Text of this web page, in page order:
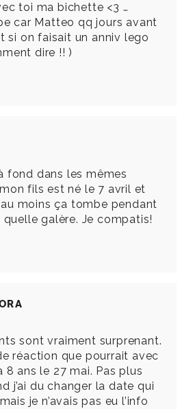
toi ma bichette <3 …
car Matteo qq jours avant
si on faisait un anniv lego
dire !! )
fond dans les mêmes
fils est né le 7 avril et
moins ça tombe pendant
quelle galère. Je compatis!
sont vraiment surprenant.
réaction que pourrait avec
8 ans le 27 mai. Pas plus
j’ai du changer la date qui
je n’avais pas eu l’info